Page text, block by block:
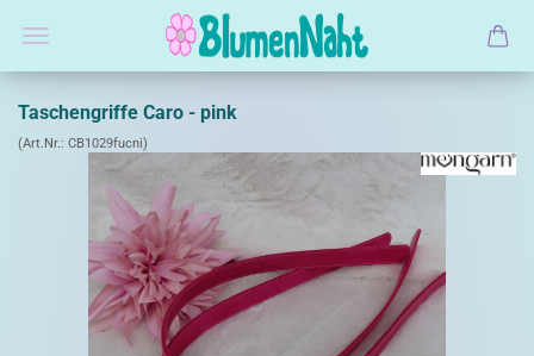
Taschengriffe Caro - pink
(Art.Nr.: CB1029fucni)